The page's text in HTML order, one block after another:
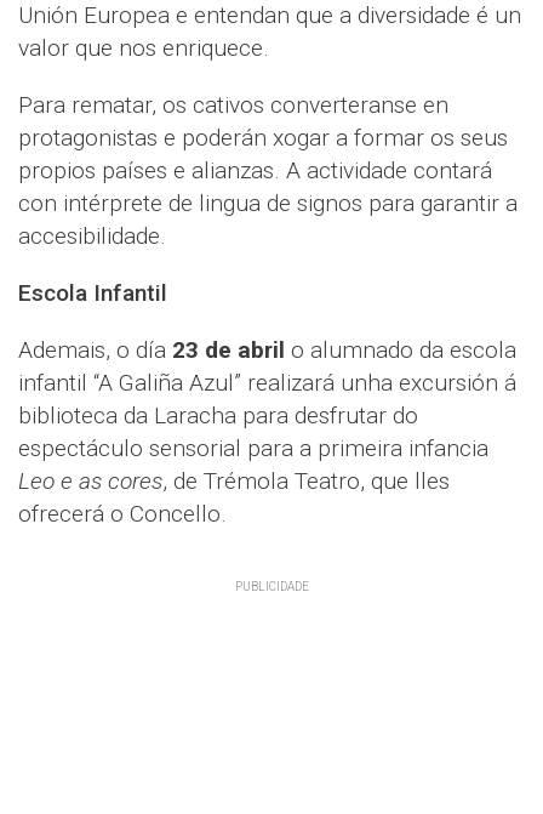
Unión Europea e entendan que a diversidade é un
valor que nos enriquece.
Para rematar, os cativos converteranse en
protagonistas e poderán xogar a formar os seus
propios países e alianzas. A actividade contará
con intérprete de lingua de signos para garantir a
accesibilidade.
Escola Infantil
Ademais, o día 23 de abril o alumnado da escola
infantil “A Galiña Azul” realizará unha excursión á
biblioteca da Laracha para desfrutar do
espectáculo sensorial para a primeira infancia
Leo e as cores, de Trémola Teatro, que lles
ofrecerá o Concello.